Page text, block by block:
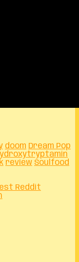
doom Dream Pop
review Soulfood
Reddit